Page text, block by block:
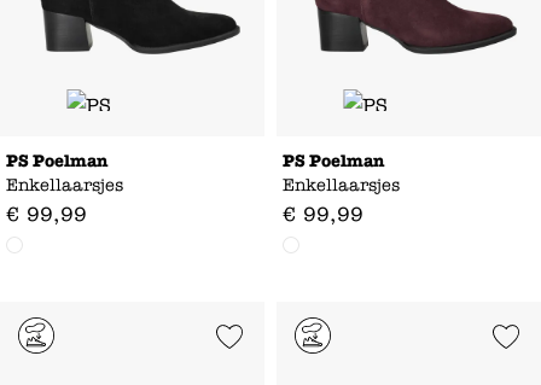
PS Poelman
Enkellaarsjes
€ 99,99
PS Poelman
Enkellaarsjes
€ 99,99
Add to Wishlist Add to